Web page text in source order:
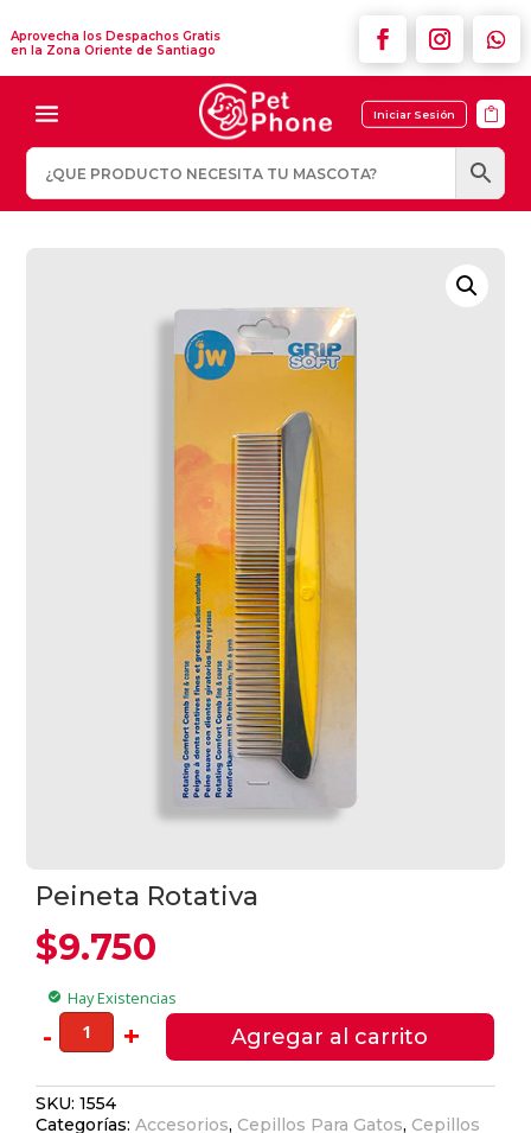
Aprovecha los Despachos Gratis
en la Zona Oriente de Santiago
Iniciar Sesión 
Peineta Rotativa
$9.750
check_circle Hay Existencias
- Peineta
Rotativa + Agregar al carrito
SKU:1554
Categorías:Accesorios, Cepillos Para Gatos, Cepillos